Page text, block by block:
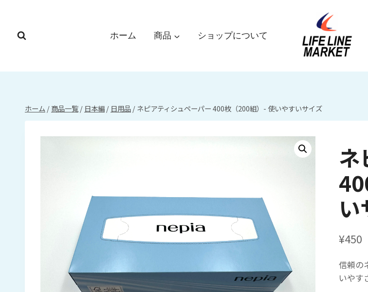
ホーム 商品 ショップについて
ホーム /商品一覧/ 日本編/ 日用品/ネピアティシュペーパー 400枚（200組）- 使いやすいサイズ
ネ
い
¥450
信頼の
いやす